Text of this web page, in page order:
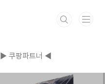
▶ 쿠팡파트너 ◀